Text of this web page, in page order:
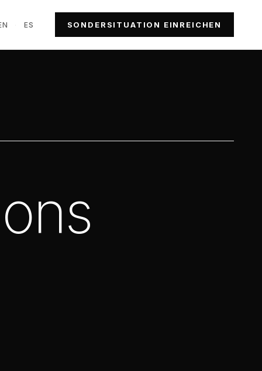
ES SONDERSITUATION EINREICHEN